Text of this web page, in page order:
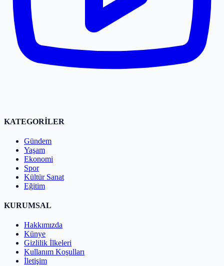
KATEGORİLER
Gündem
Yaşam
Ekonomi
Spor
Kültür Sanat
Eğitim
KURUMSAL
Hakkımızda
Künye
Gizlilik İlkeleri
Kullanım Koşulları
İletişim